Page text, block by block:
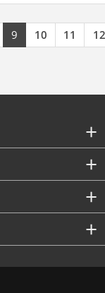
9 10 11 12